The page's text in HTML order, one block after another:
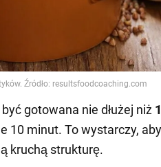
gotowana nie dłużej niż
10 minut. To wystarczy, aby
kruchą strukturę.